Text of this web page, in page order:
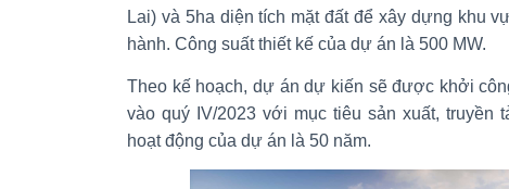
Lai) và 5ha diện tích mặt đất để xây dựng khu
hành. Công suất thiết kế của dự án là 500 MW.
Theo kế hoạch, dự án dự kiến sẽ được khởi
vào quý IV/2023 với mục tiêu sản xuất, truyền
hoạt động của dự án là 50 năm.